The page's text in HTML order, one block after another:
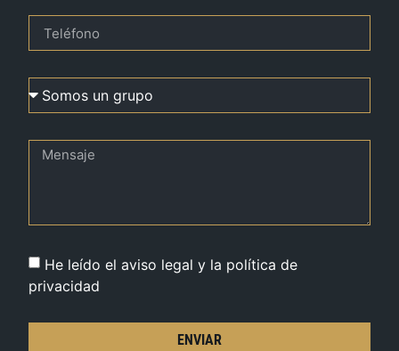
He leído el aviso legal y la política de
privacidad
ENVIAR